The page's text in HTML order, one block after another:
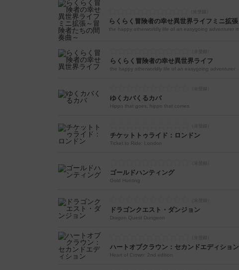
らくらく冒険者の幸せ異世界ライフ
the happy otherworldly life of an easygoing adventurer
ゆくカバくるカバ
Hippo that goes, hippo that comes
チケットトゥライド：ロンドン
Ticket to Ride: London
ゴールドハンティング
Gold Hunting
ドラゴンクエスト・ダンジョン
Dragon Quest Dungeon
ハートオブクラウン：セカンドエディション
Heart of Crown: 2nd edition